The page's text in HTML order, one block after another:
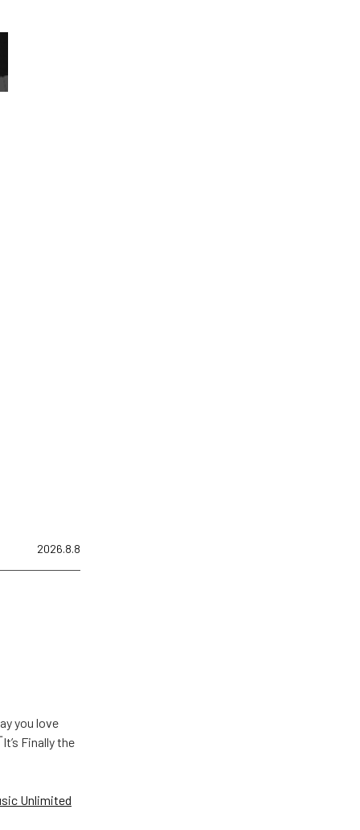
2026.8.8
you love
It’s Finally the
Unlimited